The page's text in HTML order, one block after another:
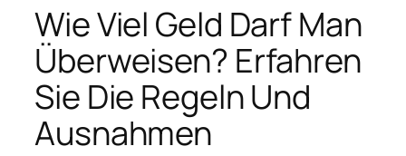
Wie Viel Geld Darf Man
Überweisen? Erfahren
Sie Die Regeln Und
Ausnahmen